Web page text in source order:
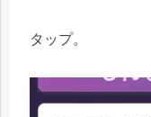
タップ。